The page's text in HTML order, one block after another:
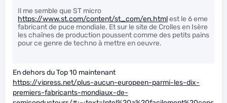
Il me semble que ST micro
https://www.st.com/content/st_com/en.htmlest le 6 eme
fabricant de puce mondiale. Et sur le site de Crolles en Isère
les chaînes de production poussent comme des petits pains
pour ce genre de techno à mettre en oeuvre.
En dehors du Top 10 maintenant
https://vipress.net/plus-aucun-europeen-parmi-les-dix-
premiers-fabricants-mondiaux-de-